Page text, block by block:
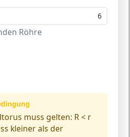
Röhre
muss gelten: R < r
kleiner als der